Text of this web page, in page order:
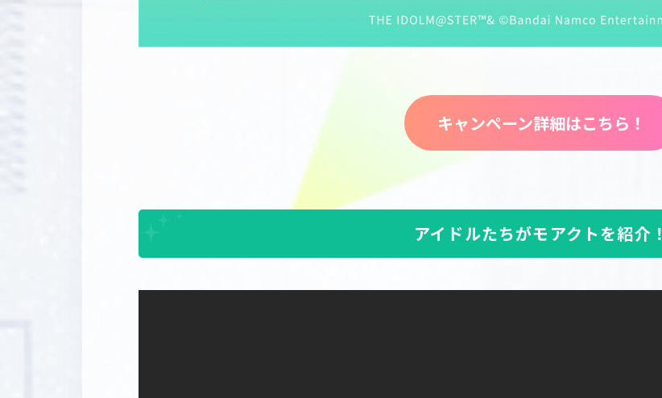
キャンペーン詳細はこちら！
アイドルたちがモアクトを紹介！